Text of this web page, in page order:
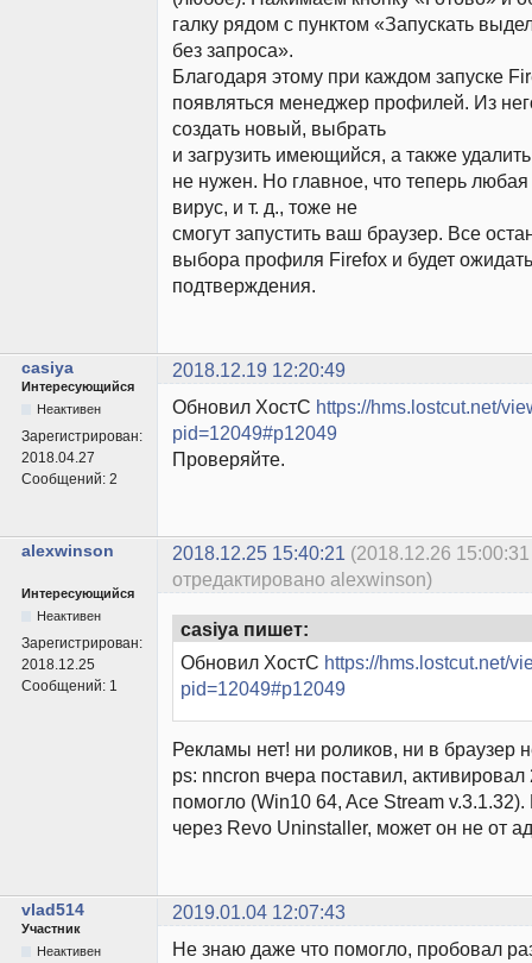
галку рядом с пунктом «Запускать
без запроса».
Благодаря этому при каждом запуске
появляться менеджер профилей. Из
создать новый, выбрать
и загрузить имеющийся, а также
не нужен. Но главное, что теперь
вирус, и т. д., тоже не
смогут запустить ваш браузер. Все
выбора профиля Firefox и будет
подтверждения.
casiya 2018.12.19 12:20:49
Интересующийся
Неактивен
Зарегистрирован:
2018.04.27
Сообщений: 2
Обновил ХостС https://hms.lostcut.net/
pid=12049#p12049
Проверяйте.
alexwinson 2018.12.25 15:40:21 (2018.12.26 15:00:31
отредактировано alexwinson)
Интересующийся
Неактивен
Зарегистрирован:
2018.12.25
Сообщений: 1
casiya пишет:
Обновил ХостС https://hms.lostcut.net/
pid=12049#p12049
Рекламы нет! ни роликов, ни в браузер
ps: nncron вчера поставил, активировал
помогло (Win10 64, Ace Stream
через Revo Uninstaller, может он не от
vlad514 2019.01.04 12:07:43
Участник
Неактивен
Не знаю даже что помогло, пробовал